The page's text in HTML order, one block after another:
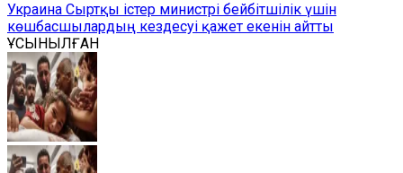
Украина Сыртқы істер министрі бейбітшілік үшін
көшбасшылардың кездесуі қажет екенін айтты
ҰСЫНЫЛҒАН